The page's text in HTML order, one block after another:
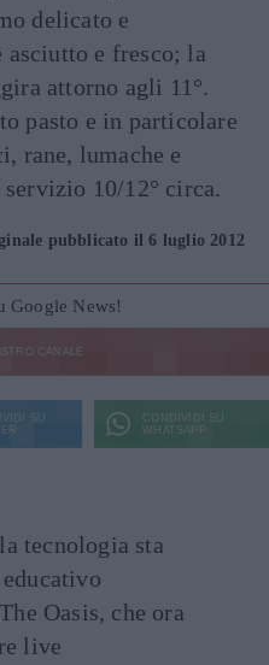
delicato e
e fresco; la
attorno agli 11°.
pasto e in particolare
rane, lumache e
10/12° circa.
pubblicato il 6 luglio 2012
Google News!
CANALE
SU
CONDIVIDI SU
WHATSAPP
tecnologia sta
Oasis, che ora
live